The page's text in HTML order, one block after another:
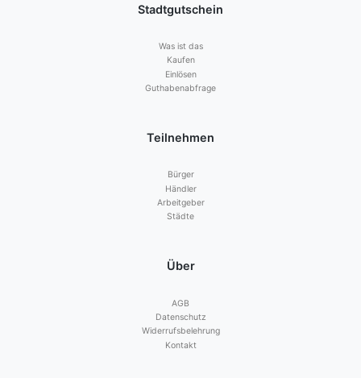
Stadtgutschein
Was ist das
Kaufen
Einlösen
Guthabenabfrage
Teilnehmen
Bürger
Händler
Arbeitgeber
Städte
Über
AGB
Datenschutz
Widerrufsbelehrung
Kontakt